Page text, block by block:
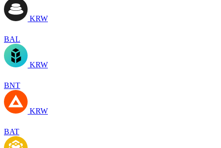
KRW
BAL
KRW
BNT
KRW
BAT